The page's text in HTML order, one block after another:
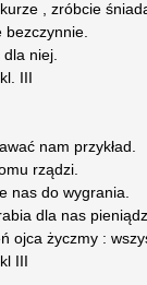
, zróbcie
bezczynnie.
niej.
III
nam przykład.
rządzi.
nas do wygrania.
dla nas
ojca życzmy :
III